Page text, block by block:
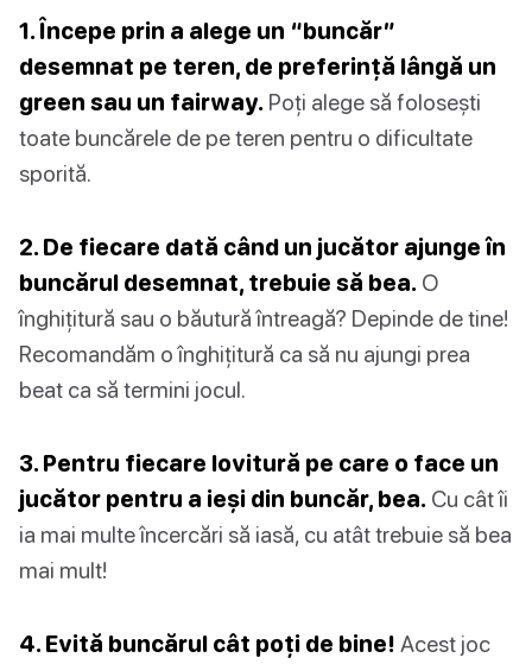
1. Începe prin a alege un “buncăr”
desemnat pe teren, de preferință lângă un
green sau un fairway. Poți alege să folosești
toate buncărele de pe teren pentru o dificultate
sporită.
2. De fiecare dată când un jucător ajunge în
buncărul desemnat, trebuie să bea. O
înghițitură sau o băutură întreagă? Depinde de tine!
Recomandăm o înghițitură ca să nu ajungi prea
beat ca să termini jocul.
3. Pentru fiecare lovitură pe care o face un
jucător pentru a ieși din buncăr, bea. Cu cât îi
ia mai multe încercări să iasă, cu atât trebuie să bea
mai mult!
4. Evită buncărul cât poți de bine! Acest joc